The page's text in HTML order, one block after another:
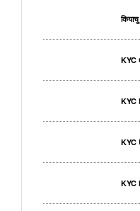
कियाचु
KYC
KYC
KYC
KYC